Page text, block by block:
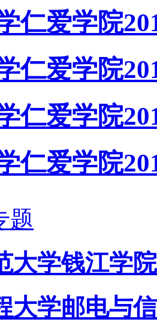
仁爱学院
仁爱学院
仁爱学院
仁爱学院
题
大学钱江学院
大学邮电与